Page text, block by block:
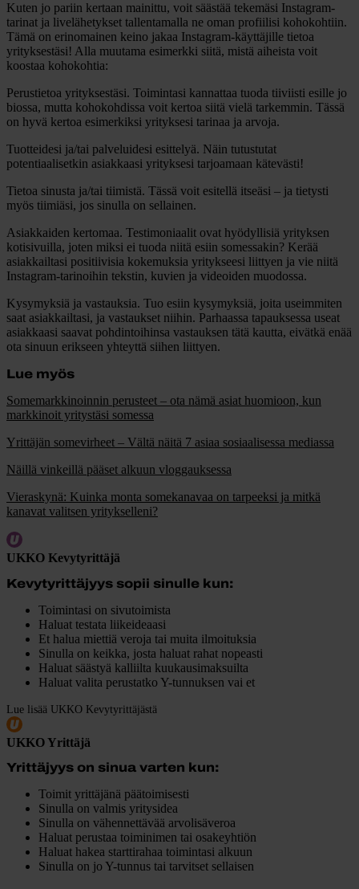
Kuten jo pariin kertaan mainittu, voit säästää tekemäsi Instagram-
tarinat ja livelähetykset tallentamalla ne oman profiilisi kohokohtiin.
Tämä on erinomainen keino jakaa Instagram-käyttäjille tietoa
yrityksestäsi! Alla muutama esimerkki siitä, mistä aiheista voit
koostaa kohokohtia:
Perustietoa yrityksestäsi. Toimintasi kannattaa tuoda tiiviisti esille jo
biossa, mutta kohokohdissa voit kertoa siitä vielä tarkemmin. Tässä
on hyvä kertoa esimerkiksi yrityksesi tarinaa ja arvoja.
Tuotteidesi ja/tai palveluidesi esittelyä. Näin tutustutat
potentiaalisetkin asiakkaasi yrityksesi tarjoamaan kätevästi!
Tietoa sinusta ja/tai tiimistä. Tässä voit esitellä itseäsi – ja tietysti
myös tiimiäsi, jos sinulla on sellainen.
Asiakkaiden kertomaa. Testimoniaalit ovat hyödyllisiä yrityksen
kotisivuilla, joten miksi ei tuoda niitä esiin somessakin? Kerää
asiakkailtasi positiivisia kokemuksia yritykseesi liittyen ja vie niitä
Instagram-tarinoihin tekstin, kuvien ja videoiden muodossa.
Kysymyksiä ja vastauksia. Tuo esiin kysymyksiä, joita useimmiten
saat asiakkailtasi, ja vastaukset niihin. Parhaassa tapauksessa useat
asiakkaasi saavat pohdintoihinsa vastauksen tätä kautta, eivätkä enää
ota sinuun erikseen yhteyttä siihen liittyen.
Lue myös
Somemarkkinoinnin perusteet – ota nämä asiat huomioon, kun
markkinoit yritystäsi somessa
Yrittäjän somevirheet – Vältä näitä 7 asiaa sosiaalisessa mediassa
Näillä vinkeillä pääset alkuun vloggauksessa
Vieraskynä: Kuinka monta somekanavaa on tarpeeksi ja mitkä
kanavat valitsen yritykselleni?
UKKO Kevytyrittäjä
Kevytyrittäjyys sopii sinulle kun:
Toimintasi on sivutoimista
Haluat testata liikeideaasi
Et halua miettiä veroja tai muita ilmoituksia
Sinulla on keikka, josta haluat rahat nopeasti
Haluat säästyä kalliilta kuukausimaksuilta
Haluat valita perustatko Y-tunnuksen vai et
Lue lisää UKKO Kevytyrittäjästä
UKKO Yrittäjä
Yrittäjyys on sinua varten kun:
Toimit yrittäjänä päätoimisesti
Sinulla on valmis yritysidea
Sinulla on vähennettävää arvolisäveroa
Haluat perustaa toiminimen tai osakeyhtiön
Haluat hakea starttirahaa toimintasi alkuun
Sinulla on jo Y-tunnus tai tarvitset sellaisen